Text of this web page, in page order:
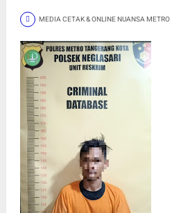
MEDIA CETAK & ONLINE NUANSA METRO